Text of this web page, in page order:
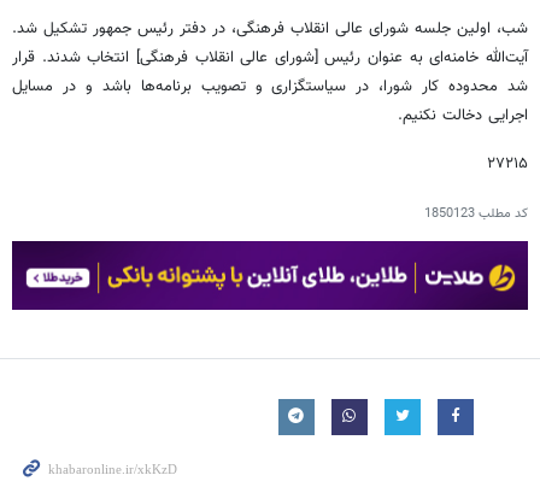
شب، اولین جلسه شورای عالی انقلاب فرهنگی، در دفتر رئیس جمهور تشکیل شد.
آیت‌‏الله خامنه‏‌ای به عنوان رئیس [شورای عالی انقلاب فرهنگی] انتخاب شدند. قرار
شد محدوده کار شورا، در سیاستگزاری و تصویب برنامه‏‌ها باشد و در مسایل
اجرایی دخالت نکنیم.
۲۷۲۱۵
کد مطلب1850123